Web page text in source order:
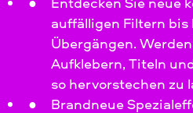
auffälligen Filtern
Übergängen.
Aufklebern, Titeln
so hervorstechen zu
Brandneue